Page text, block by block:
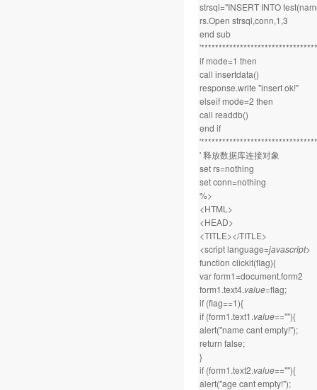
strsql="INSERT INTO
rs.Open strsql,conn,1,3
end sub
if mode=1 then
call insertdata()
response.write "insert ok!"
elseif mode=2 then
call readdb()
end if
' 释放数据库连接对象
set rs=nothing
set conn=nothing
%>
<HTML>
<HEAD>
<TITLE></TITLE>
<script language=javascript>
function clickit(flag){
var form1=document.form2
form1.text4.value=flag;
if (flag==1){
if (form1.text1.value==""){
alert("name cant empty!");
return false;
}
if (form1.text2.value==""){
alert("age cant empty!");